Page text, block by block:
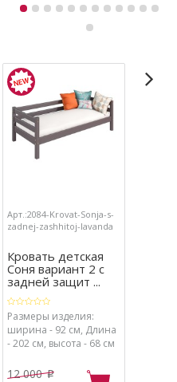
Арт.:2084-Krovat-Sonja-s-
zadnej-zashhitoj-lavanda
Кровать детская
Соня вариант 2 с
задней защит ...
Размеры изделия:
ширина - 92 см, Длина
- 202 см, высота - 68 см
12 000 p